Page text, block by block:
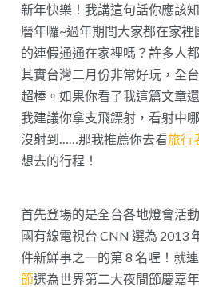
新年快樂！我講這句話你應該
曆年囉~過年期間大家都在家
的連假通通在家裡嗎？許多人
其實台灣二月份非常好玩，全
超棒。如果你看了我這篇文章
我建議你拿支飛鏢射，看射中
沒射到……那我推薦你去看旅行
想去的行程！
首先登場的是全台各地燈會活
國有線電視台 CNN 選為 2013
件新鮮事之一的第 8 名喔！就
節選為世界第二大夜間節慶嘉